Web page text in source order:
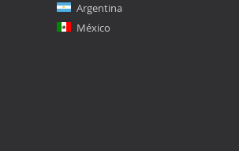
Argentina
México